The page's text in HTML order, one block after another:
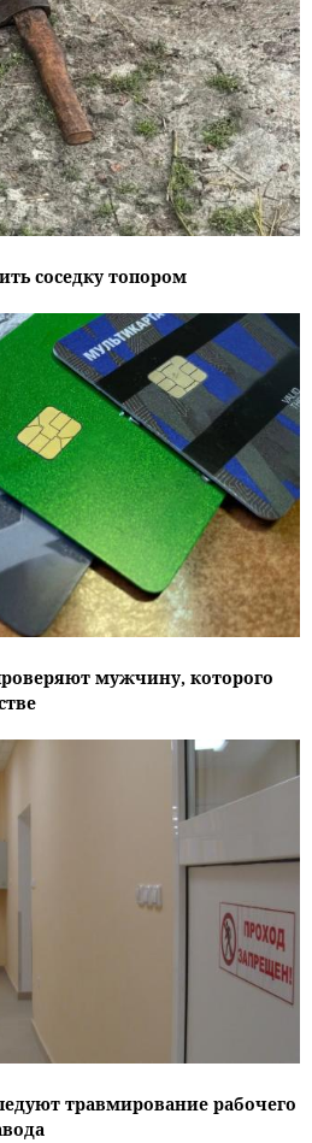
соседку топором
мужчину, которого
травмирование рабочего